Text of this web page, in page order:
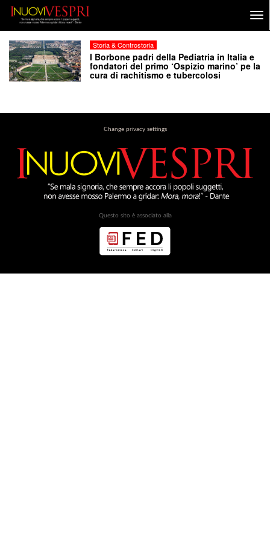
Storia & Controstoria
I Borbone padri della Pediatria in Italia e
fondatori del primo ‘Ospizio marino’ pe la
cura di rachitismo e tubercolosi
Change privacy settings
Questo sito è associato alla